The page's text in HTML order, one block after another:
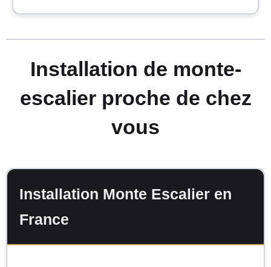
Installation de monte-
escalier proche de chez
vous
Installation Monte Escalier en
France